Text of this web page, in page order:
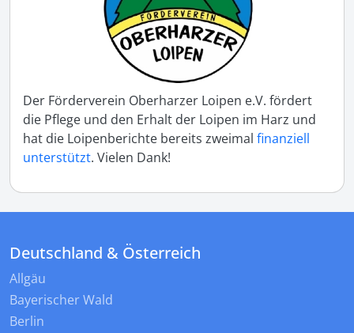
Der Förderverein Oberharzer Loipen e.V. fördert
die Pflege und den Erhalt der Loipen im Harz und
hat die Loipenberichte bereits zweimal finanziell
unterstützt. Vielen Dank!
Deutschland & Österreich
Allgäu
Bayerischer Wald
Berlin